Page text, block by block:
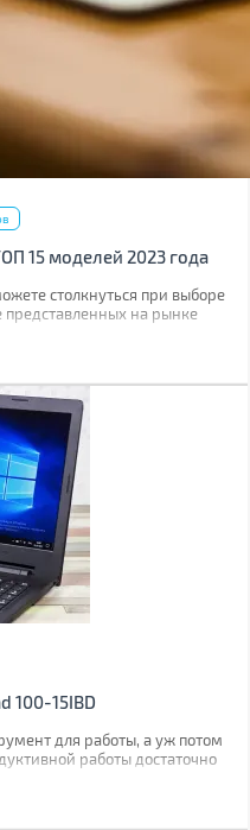
15 моделей 2023 года
столкнуться при выборе
представленных на рынке
то довольно
100-15IBD
для работы, а уж потом
работы достаточно
в институте. Именно